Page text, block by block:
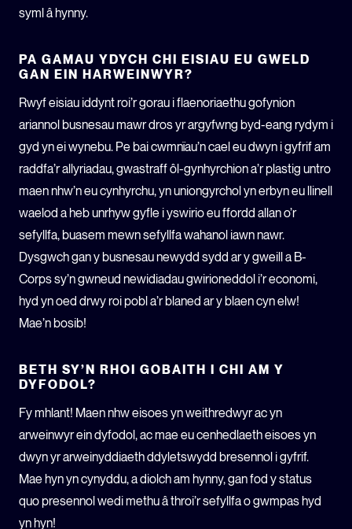
syml â hynny.
PA GAMAU YDYCH CHI EISIAU EU GWELD
GAN EIN HARWEINWYR?
Rwyf eisiau iddynt roi’r gorau i flaenoriaethu gofynion
ariannol busnesau mawr dros yr argyfwng byd-eang rydym i
gyd yn ei wynebu. Pe bai cwmnïau’n cael eu dwyn i gyfrif am
raddfa’r allyriadau, gwastraff ôl-gynhyrchion a’r plastig untro
maen nhw’n eu cynhyrchu, yn uniongyrchol yn erbyn eu llinell
waelod a heb unrhyw gyfle i yswirio eu ffordd allan o’r
sefyllfa, buasem mewn sefyllfa wahanol iawn nawr.
Dysgwch gan y busnesau newydd sydd ar y gweill a B-
Corps sy’n gwneud newidiadau gwirioneddol i’r economi,
hyd yn oed drwy roi pobl a’r blaned ar y blaen cyn elw!
Mae’n bosib!
BETH SY’N RHOI GOBAITH I CHI AM Y
DYFODOL?
Fy mhlant! Maen nhw eisoes yn weithredwyr ac yn
arweinwyr ein dyfodol, ac mae eu cenhedlaeth eisoes yn
dwyn yr arweinyddiaeth ddyletswydd bresennol i gyfrif.
Mae hyn yn cynyddu, a diolch am hynny, gan fod y status
quo presennol wedi methu â throi’r sefyllfa o gwmpas hyd
yn hyn!